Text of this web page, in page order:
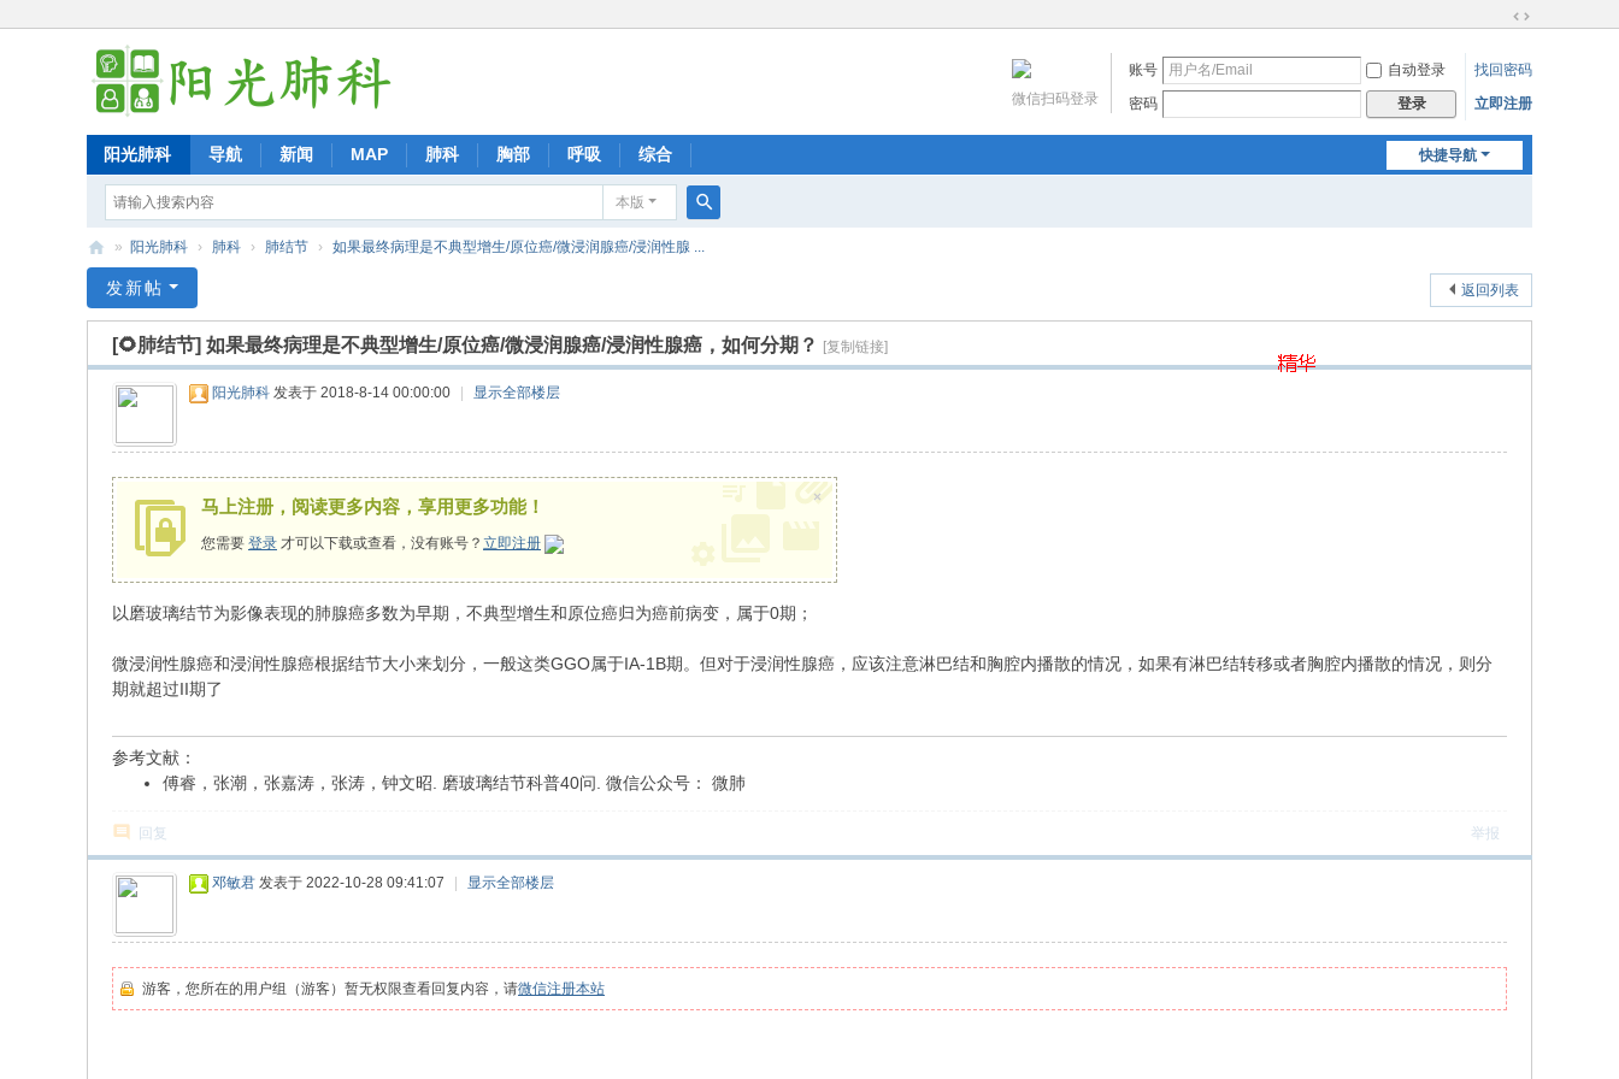
换
到
宽
账号 自动登录
找回密码
密码
登录 立即注册
微信扫码登录
快捷导航
阳光肺科 导航 新闻 MAP 肺科 胸部 呼吸 综合
本版
光
» 阳光肺科 › 肺科 › 肺结节 › 如果最终病理是不典型增生/原位癌/微浸润腺癌/浸润性腺 ...
返回列表
发新帖
[🌻肺结节] 如果最终病理是不典型增生/原位癌/微浸润腺癌/浸润性腺癌，如何分期？ [复制链接]
阳光肺科 发表于 2018-8-14 00:00:00 显示全部楼层
马上注册，阅读更多内容，享用更多功能！
您需要 登录 才可以下载或查看，没有账号？ 立即注册
×
以磨玻璃结节为影像表现的肺腺癌多数为早期，不典型增生和原位癌归为癌前病变，属于0期；
微浸润性腺癌和浸润性腺癌根据结节大小来划分，一般这类GGO属于IA-1B期。但对于浸润性腺癌，应该注意淋巴结和胸腔内播散的情况，如果有淋巴结转移或者胸腔内播散的情况，则分
期就超过II期了
参考文献：
傅睿，张潮，张嘉涛，张涛，钟文昭. 磨玻璃结节科普40问. 微信公众号： 微肺
回复 举报
邓敏君 发表于 2022-10-28 09:41:07 显示全部楼层
游客，您所在的用户组（游客）暂无权限查看回复内容，请微信注册本站